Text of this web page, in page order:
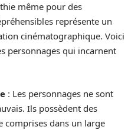
même pour des
représente un
cinématographique. Voici
personnages qui incarnent
: Les personnages ne sont
Ils possèdent des
comprises dans un large